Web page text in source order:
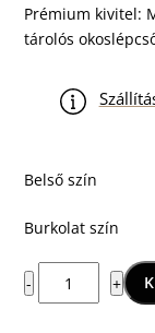
Prémium kivitel:
tárolós
Belső szín
Burkolat szín
-
Prague
CityLife
+